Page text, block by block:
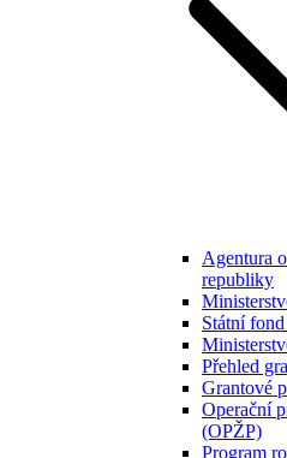
Agentura
republiky
Státní
Přehled
Grantové
Operační
(OPŽP)
Program